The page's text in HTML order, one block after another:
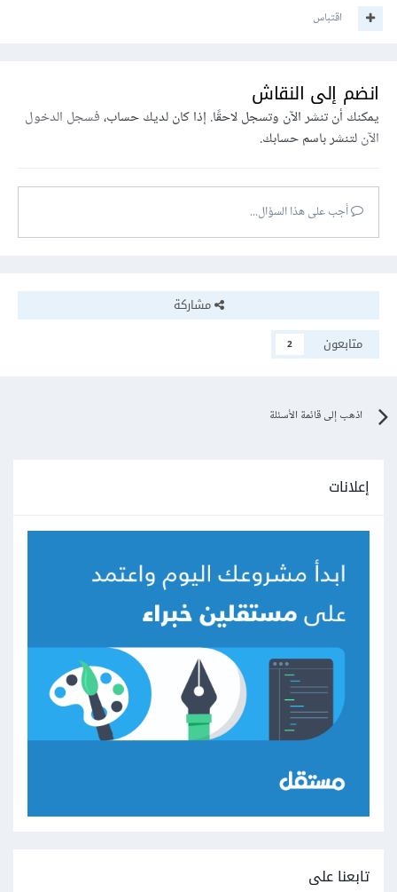
اقتباس
انضم إلى النقاش
يمكنك أن تنشر الآن وتسجل لاحقًا. إذا كان لديك حساب،فسجل الدخول
الآنلتنشر باسم حسابك.
أجب على هذا السؤال...
مشاركة
متابعون
2
اذهب إلى قائمة الأسئلة
إعلانات
تابعنا على